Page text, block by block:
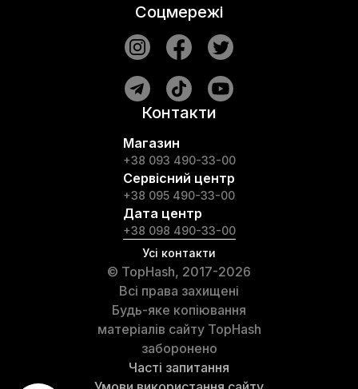
Соцмережі
Контакти
Магазин
+38 093 490-33-00
Сервісний центр
+38 095 490-33-00
Дата центр
+38 098 490-33-00
Усі контакти
© TopHash, 2017-2026
Всі права захищені
Будь-яке копіювання
матеріалів сайту TopHash
заборонено
Часті запитання